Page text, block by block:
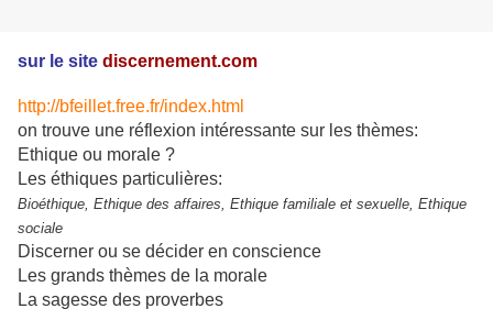
sur le site discernement.com
http://bfeillet.free.fr/index.html
on trouve une réflexion intéressante sur les thèmes:
Ethique ou morale ?
Les éthiques particulières:
Bioéthique, Ethique des affaires, Ethique familiale et sexuelle, Ethique
sociale
Discerner ou se décider en conscience
Les grands thèmes de la morale
La sagesse des proverbes